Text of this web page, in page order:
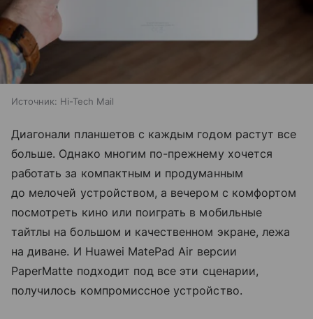
Источник: Hi-Tech Mail
Диагонали планшетов с каждым годом растут все
больше. Однако многим по-прежнему хочется
работать за компактным и продуманным
до мелочей устройством, а вечером с комфортом
посмотреть кино или поиграть в мобильные
тайтлы на большом и качественном экране, лежа
на диване. И Huawei MatePad Air версии
PaperMatte подходит под все эти сценарии,
получилось компромиссное устройство.